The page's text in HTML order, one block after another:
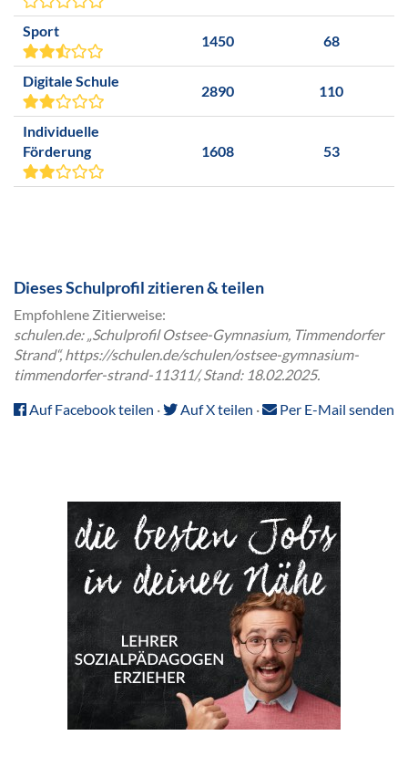
Sport
1450 68
Digitale Schule
2890 110
Individuelle
Förderung
1608 53
Dieses Schulprofil zitieren & teilen
Empfohlene Zitierweise:
schulen.de: „Schulprofil Ostsee-Gymnasium, Timmendorfer
Strand“, https://schulen.de/schulen/ostsee-gymnasium-
timmendorfer-strand-11311/, Stand: 18.02.2025.
Auf Facebook teilen · Auf X teilen · Per E-Mail senden